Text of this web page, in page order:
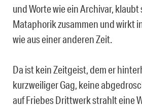
und Worte wie ein Archivar,
Mataphorik zusammen und wirkt
wie aus einer anderen Zeit.
Da ist kein Zeitgeist, dem er
kurzweiliger Gag, keine
auf Friebes Drittwerk strahlt eine